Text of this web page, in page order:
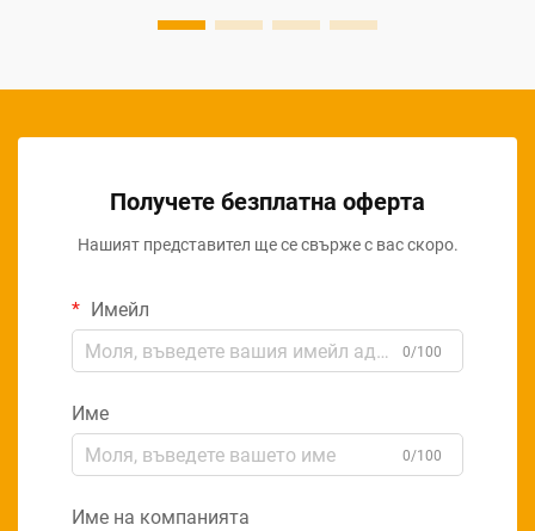
Получете безплатна оферта
Нашият представител ще се свърже с вас скоро.
Имейл
0/100
Име
0/100
Име на компанията